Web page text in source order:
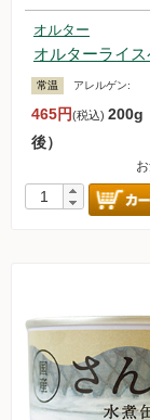
オルター
オルターライ
常温 アレルゲン:
465円(税込) 200g
後）